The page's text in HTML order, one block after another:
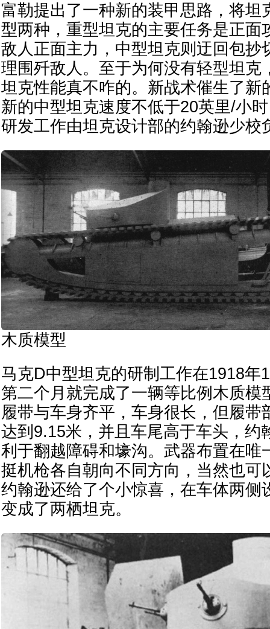
富勒提出了一种新的装甲思路，将坦
型两种，重型坦克的主要任务是正面
敌人正面主力，中型坦克则迂回包抄
理围歼敌人。至于为何没有轻型坦克
坦克性能真不咋的。新战术催生了新
新的中型坦克速度不低于20英里/小
研发工作由坦克设计部的约翰逊少校
木质模型
马克D中型坦克的研制工作在1918年
第二个月就完成了一辆等比例木质模
履带与车身齐平，车身很长，但履带
达到9.15米，并且车尾高于车头，约
利于翻越障碍和壕沟。武器布置在唯
挺机枪各自朝向不同方向，当然也可
约翰逊还给了个小惊喜，在车体两侧
变成了两栖坦克。